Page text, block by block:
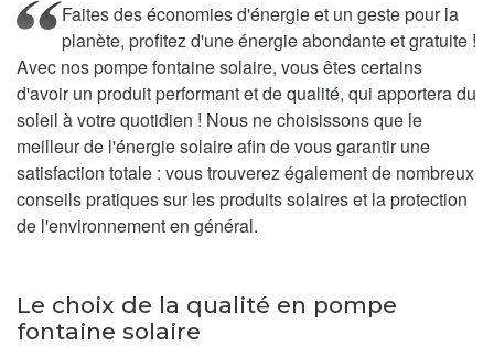
Faites des économies d'énergie et un geste pour la
planète, profitez d'une énergie abondante et gratuite !
Avec nos pompe fontaine solaire, vous êtes certains
d'avoir un produit performant et de qualité, qui apportera du
soleil à votre quotidien ! Nous ne choisissons que le
meilleur de l'énergie solaire afin de vous garantir une
satisfaction totale : vous trouverez également de nombreux
conseils pratiques sur les produits solaires et la protection
de l'environnement en général.
Le choix de la qualité en pompe
fontaine solaire